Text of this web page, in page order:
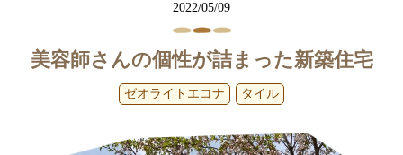
2022/05/09
美容師さんの個性が詰まった新築住宅
ゼオライトエコナ タイル